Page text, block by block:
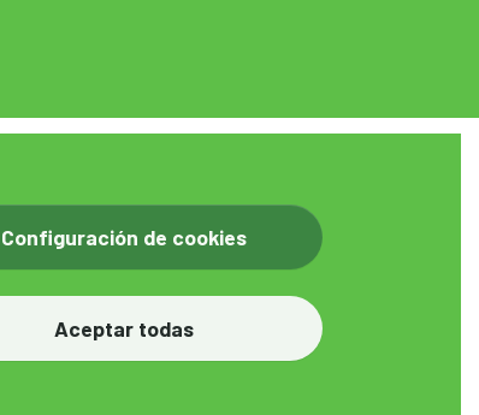
Configuración de cookies
Aceptar todas